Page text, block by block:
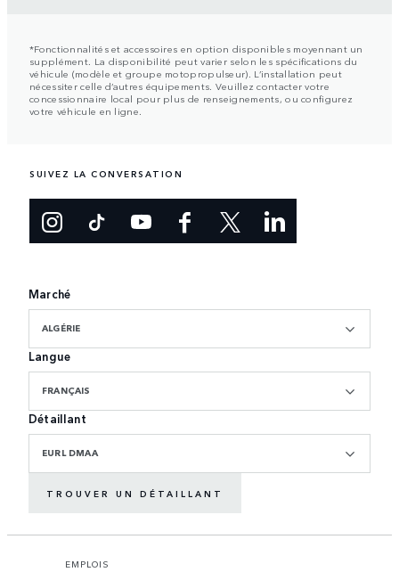
*Fonctionnalités et accessoires en option disponibles moyennant un
supplément. La disponibilité peut varier selon les spécifications du
véhicule (modèle et groupe motopropulseur). L’installation peut
nécessiter celle d’autres équipements. Veuillez contacter votre
concessionnaire local pour plus de renseignements, ou configurez
votre véhicule en ligne.
SUIVEZ LA CONVERSATION
Marché
ALGÉRIE
Langue
FRANÇAIS
Détaillant
EURL DMAA
TROUVER UN DÉTAILLANT
EMPLOIS